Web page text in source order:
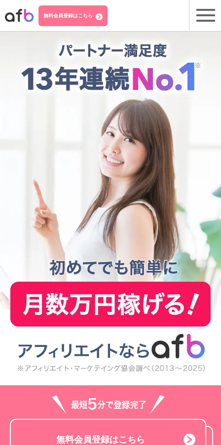
無料会員登録はこちら
無料会員登録はこちら